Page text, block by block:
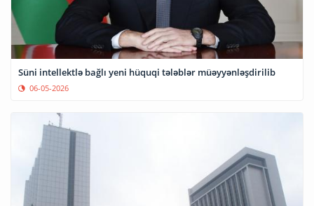
Süni intellektlə bağlı yeni hüquqi tələblər müəyyənləşdirilib
06-05-2026